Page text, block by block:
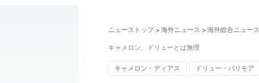
ニューストップ > 海外ニュース > 海外総合ニュース
キャメロン、ドリューとは無理
キャメロン・ディアス ドリュー・バリモア